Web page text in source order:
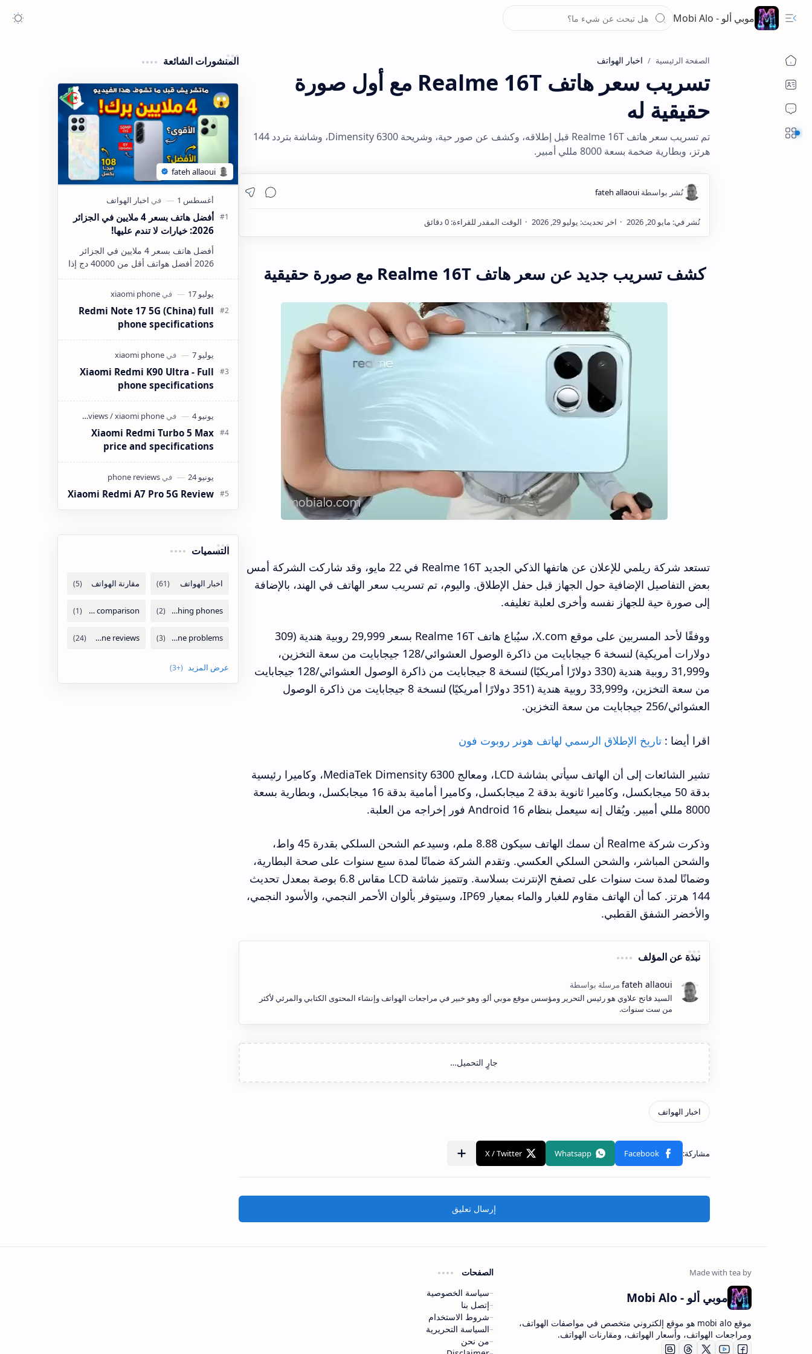
موبي ألو - Mobi Alo
الصفحة الرئيسية اخبار الهواتف
تسريب سعر هاتف Realme 16T مع أول صورة
حقيقية له
تم تسريب سعر هاتف Realme 16T قبل إطلاقه، وكشف عن صور حية، وشريحة Dimensity 6300، وشاشة بتردد 144
هرتز، وبطارية ضخمة بسعة 8000 مللي أمبير.
كشف تسريب جديد عن سعر هاتف Realme 16T مع صورة حقيقية
تستعد شركة ريلمي للإعلان عن هاتفها الذكي الجديد Realme 16T في 22 مايو، وقد شاركت الشركة أمس
بعض التفاصيل الإضافية حول الجهاز قبل حفل الإطلاق. واليوم، تم تسريب سعر الهاتف في الهند، بالإضافة
إلى صورة حية للجهاز نفسه وأخرى لعلبة تغليفه.
ووفقًا لأحد المسربين على موقع X.com، سيُباع هاتف Realme 16T بسعر 29,999 روبية هندية (309
دولارات أمريكية) لنسخة 6 جيجابايت من ذاكرة الوصول العشوائي/128 جيجابايت من سعة التخزين،
و31,999 روبية هندية (330 دولارًا أمريكيًا) لنسخة 8 جيجابايت من ذاكرة الوصول العشوائي/128 جيجابايت
من سعة التخزين، و33,999 روبية هندية (351 دولارًا أمريكيًا) لنسخة 8 جيجابايت من ذاكرة الوصول
العشوائي/256 جيجابايت من سعة التخزين.
اقرا أيضا :تاريخ الإطلاق الرسمي لهاتف هونر روبوت فون
تشير الشائعات إلى أن الهاتف سيأتي بشاشة LCD، ومعالج MediaTek Dimensity 6300، وكاميرا رئيسية
بدقة 50 ميجابكسل، وكاميرا ثانوية بدقة 2 ميجابكسل، وكاميرا أمامية بدقة 16 ميجابكسل، وبطارية بسعة
8000 مللي أمبير. ويُقال إنه سيعمل بنظام Android 16 فور إخراجه من العلبة.
وذكرت شركة Realme أن سمك الهاتف سيكون 8.88 ملم، وسيدعم الشحن السلكي بقدرة 45 واط،
والشحن المباشر، والشحن السلكي العكسي. وتقدم الشركة ضمانًا لمدة سبع سنوات على صحة البطارية،
وضمانًا لمدة ست سنوات على تصفح الإنترنت بسلاسة. وتتميز شاشة LCD مقاس 6.8 بوصة بمعدل تحديث
144 هرتز. كما أن الهاتف مقاوم للغبار والماء بمعيار IP69، وسيتوفر بألوان الأحمر النجمي، والأسود النجمي،
والأخضر الشفق القطبي.
نبذة عن المؤلف
السيد فاتح علاوي هو رئيس التحرير ومؤسس موقع موبي ألو. وهو خبير في مراجعات الهواتف وإنشاء المحتوى الكتابي والمرئي لأكثر
من ست سنوات.
إرسال تعليق
المنشورات الشائعة
أفضل هاتف بسعر 4 ملايين في الجزائر
2026: خيارات لا تندم عليها!
أفضل هاتف بسعر 4 ملايين في الجزائر
2026 أفضل هواتف أقل من 40000 دج إذا
(40,000 دينار جزائري) وتبحث عن هاتف
ذكي…
Redmi Note 17 5G (China) full
phone specifications
Xiaomi Redmi K90 Ultra - Full
phone specifications
Xiaomi Redmi Turbo 5 Max
price and specifications
Xiaomi Redmi A7 Pro 5G Review
التسميات
موبي ألو - Mobi Alo
موقع mobi alo هو موقع إلكتروني متخصص في مواصفات الهواتف،
ومراجعات الهواتف، وأسعار الهواتف، ومقارنات الهواتف.
الصفحات
سياسة الخصوصية
إتصل بنا
شروط الاستخدام
السياسة التحريرية
من نحن